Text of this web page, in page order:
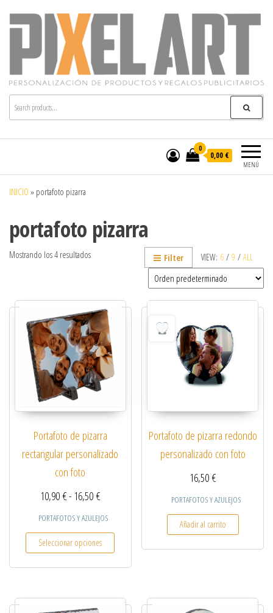
Pixelart
Especialistas en textil publicitario y regalos
personalizados en móstoles
MENÚ
0
0,00 €
INICIO » portafoto pizarra
portafoto pizarra
VIEW: 6 / 9 / ALL
Filter
Mostrando los 4 resultados
Portafoto de pizarra
rectangular personalizado
con foto
10,90€- 16,50€Rango de precios: desde 10,90 € hasta 16,50 €
PORTAFOTOS Y AZULEJOS
Seleccionar opciones
Este producto tiene múltiples variantes. Las
Portafoto de pizarra redondo
personalizado con foto
16,50€
PORTAFOTOS Y AZULEJOS
Añadir al carrito